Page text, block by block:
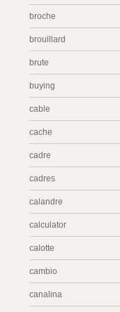
broche
brouillard
brute
buying
cable
cache
cadre
cadres
calandre
calculator
calotte
cambio
canalina